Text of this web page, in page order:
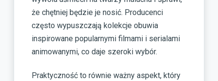
że chętniej będzie je nosić. Producenci
często wypuszczają kolekcje obuwia
inspirowane popularnymi filmami i serialami
animowanymi, co daje szeroki wybór.
Praktyczność to równie ważny aspekt, który